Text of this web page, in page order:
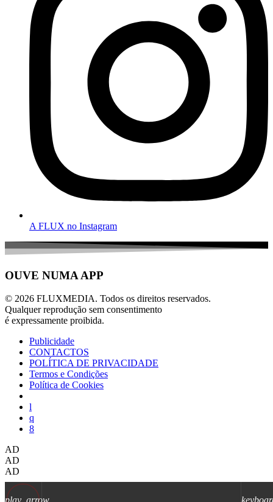
play_arrow
A FLUX no Instagram
OUVE NUMA APP
© 2026 FLUXMEDIA. Todos os direitos reservados.
Qualquer reprodução sem consentimento
é expressamente proibida.
Publicidade
CONTACTOS
POLÍTICA DE PRIVACIDADE
Termos e Condições
Política de Cookies
AD
AD
AD